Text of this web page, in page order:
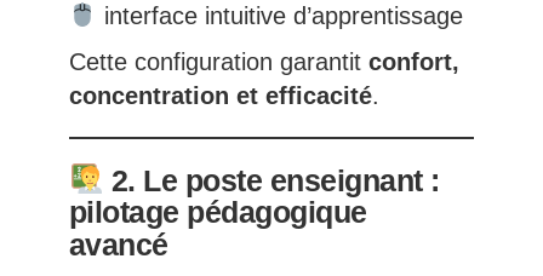
interface intuitive d’apprentissage
Cette configuration garantit confort,
concentration et efficacité.
2. Le poste enseignant :
pilotage pédagogique
avancé